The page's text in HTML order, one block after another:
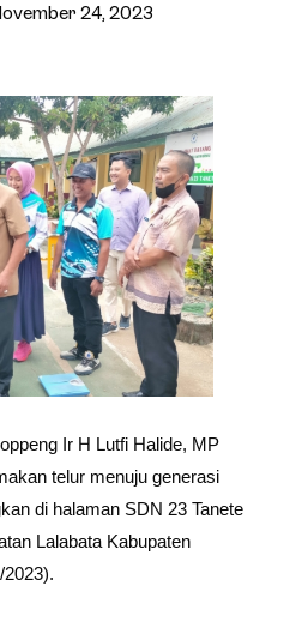
24, 2023
Ir H Lutfi Halide, MP
telur menuju generasi
di halaman SDN 23 Tanete
Lalabata Kabupaten
2023).